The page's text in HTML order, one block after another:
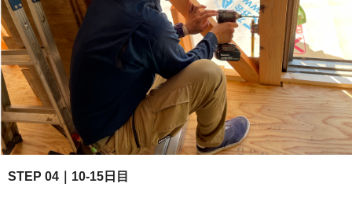
STEP 04｜10-15日目